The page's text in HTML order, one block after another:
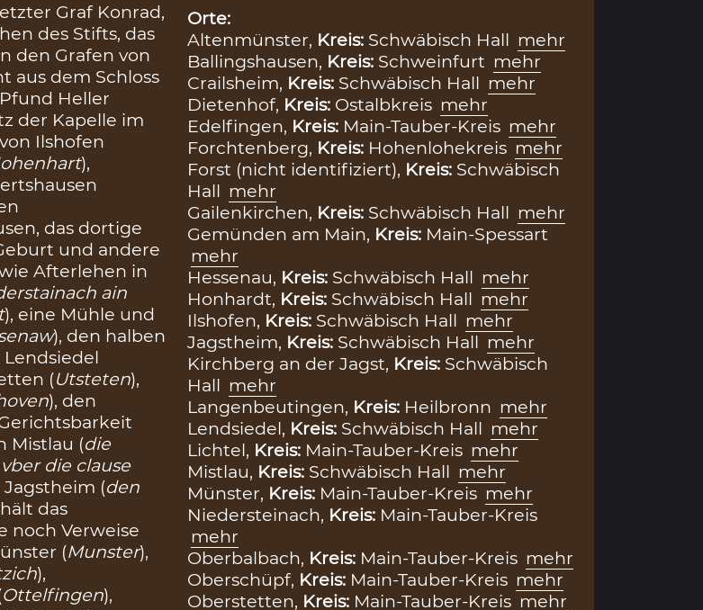
Graf Konrad,
des Stifts, das
den Grafen von
aus dem Schloss
Heller
der Kapelle im
Ilshofen
),
das dortige
und andere
Afterlehen in
ain
), eine Mühle und
), den halben
(Utsteten),
), den
Mistlau (die
die clause
(den
das
noch Verweise
(Munster),
),
Ottelfingen),
Orte:
Altenmünster, Kreis: Schwäbisch Hall mehr
Ballingshausen, Kreis: Schweinfurt mehr
Crailsheim, Kreis: Schwäbisch Hall mehr
Dietenhof, Kreis: Ostalbkreis mehr
Edelfingen, Kreis: Main-Tauber-Kreis mehr
Forchtenberg, Kreis: Hohenlohekreis mehr
Forst (nicht identifiziert), Kreis: Schwäbisch
Hall mehr
Gailenkirchen, Kreis: Schwäbisch Hall mehr
Gemünden am Main, Kreis: Main-Spessart
mehr
Hessenau, Kreis: Schwäbisch Hall mehr
Honhardt, Kreis: Schwäbisch Hall mehr
Ilshofen, Kreis: Schwäbisch Hall mehr
Jagstheim, Kreis: Schwäbisch Hall mehr
Kirchberg an der Jagst, Kreis: Schwäbisch
Hall mehr
Langenbeutingen, Kreis: Heilbronn mehr
Lendsiedel, Kreis: Schwäbisch Hall mehr
Lichtel, Kreis: Main-Tauber-Kreis mehr
Mistlau, Kreis: Schwäbisch Hall mehr
Münster, Kreis: Main-Tauber-Kreis mehr
Niedersteinach, Kreis: Main-Tauber-Kreis
mehr
Oberbalbach, Kreis: Main-Tauber-Kreis mehr
Oberschüpf, Kreis: Main-Tauber-Kreis mehr
Oberstetten, Kreis: Main-Tauber-Kreis mehr